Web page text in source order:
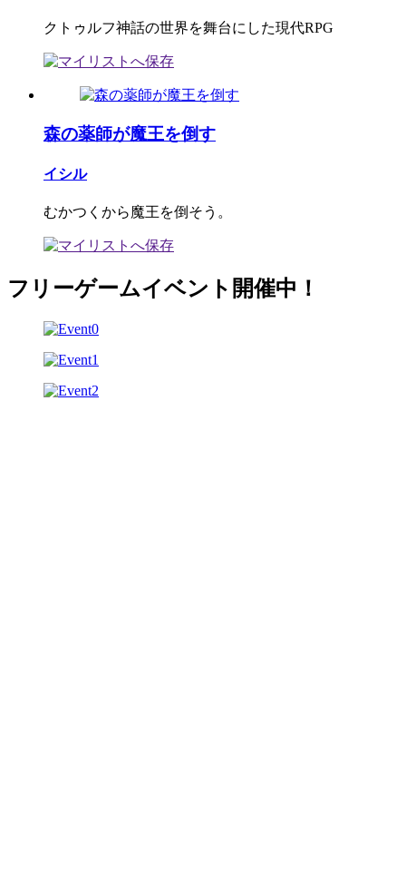
クトゥルフ神話の世界を舞台にした現代RPG
森の薬師が魔王を倒す
イシル
むかつくから魔王を倒そう。
フリーゲームイベント開催中！